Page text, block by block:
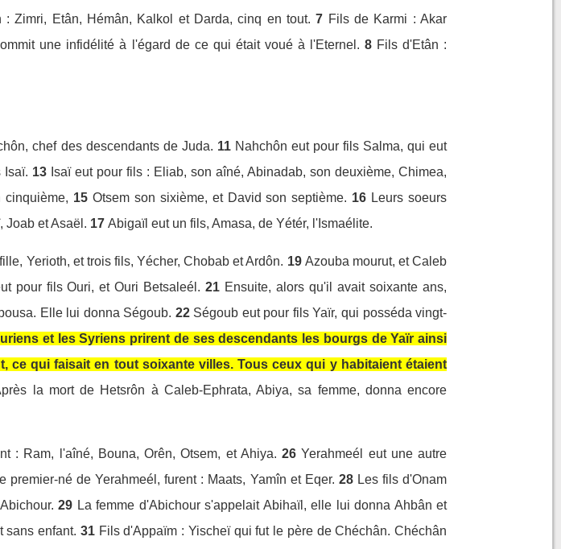
: Zimri, Etân, Hémân, Kalkol et Darda, cinq en tout. 7 Fils de Karmi : Akar
une infidélité à l'égard de ce qui était voué à l'Eternel. 8 Fils d'Etân :
chef des descendants de Juda. 11 Nahchôn eut pour fils Salma, qui eut
Isaï. 13 Isaï eut pour fils : Eliab, son aîné, Abinadab, son deuxième, Chimea,
cinquième, 15 Otsem son sixième, et David son septième. 16 Leurs soeurs
Joab et Asaël. 17 Abigaïl eut un fils, Amasa, de Yétér, l'Ismaélite.
Yerioth, et trois fils, Yécher, Chobab et Ardôn. 19 Azouba mourut, et Caleb
pour fils Ouri, et Ouri Betsaleél. 21 Ensuite, alors qu'il avait soixante ans,
Elle lui donna Ségoub. 22 Ségoub eut pour fils Yaïr, qui posséda vingt-
et les Syriens prirent de ses descendants les bourgs de Yaïr ainsi
ce qui faisait en tout soixante villes. Tous ceux qui y habitaient étaient
la mort de Hetsrôn à Caleb-Ephrata, Abiya, sa femme, donna encore
: Ram, l'aîné, Bouna, Orên, Otsem, et Ahiya. 26 Yerahmeél eut une autre
premier-né de Yerahmeél, furent : Maats, Yamîn et Eqer. 28 Les fils d'Onam
29 La femme d'Abichour s'appelait Abihaïl, elle lui donna Ahbân et
sans enfant. 31 Fils d'Appaïm : Yischeï qui fut le père de Chéchân. Chéchân